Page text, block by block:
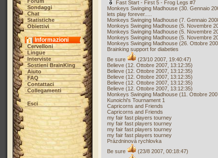
Sondaggi
Chat
Statistiche
Obiettivi
Informazioni
Cervelloni
Lingue
Interviste
Sostieni BrainKing
Aiuto
FAQ
Contattaci
Collegamenti
Esci
Fast Start - First 5 - Frog Legs #7
Monkeys Swinging Madhouse (30. Gennaio
lets play forever.....
Monkeys Swinging Madhouse (7. Gennaio
Monkeys Swinging Madhouse (5. Novembre
Monkeys Swinging Madhouse (5. Novembre
Monkeys Swinging Madhouse (5. Novembre
Monkeys Swinging Madhouse (26. Ottobre
Brainking support for diabeties
Be sure
(23/10 2007, 19:40:47)
Believe (12. Ottobre 2007, 13:12:35)
Believe (12. Ottobre 2007, 13:12:35)
Believe (12. Ottobre 2007, 13:12:35)
Believe (12. Ottobre 2007, 13:12:35)
Believe (12. Ottobre 2007, 13:12:35)
Monkeys Swinging Madhouse (11. Ottobre
Kunoichi's Tournament 1
Capricorns and Friends
Capricorns and Friends
my fair fast players tourney
my fair fast players tourney
my fair fast players tourney
my fair fast players tourney
Prázdninová rychlovka
Be sure
(23/8 2007, 00:18:47)